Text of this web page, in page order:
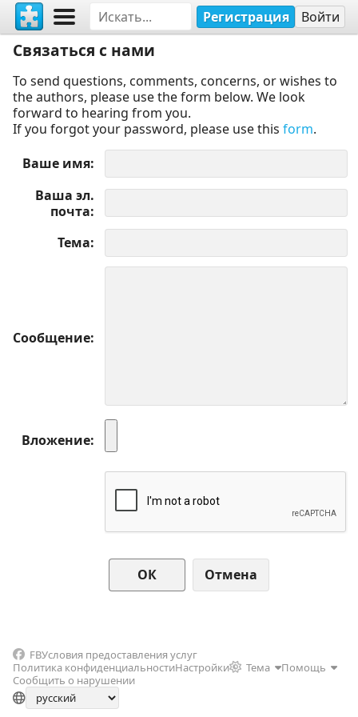
Регистрация Войти
Связаться с нами
To send questions, comments, concerns, or wishes to
the authors, please use the form below. We look
forward to hearing from you.
If you forgot your password, please use this form.
Ваше имя
Ваша эл.
почта
Тема
Сообщение
Вложение
Отмена
FBУсловия предоставления услуг
Политика конфиденциальностиНастройки Тема
Помощь
Сообщить о нарушении